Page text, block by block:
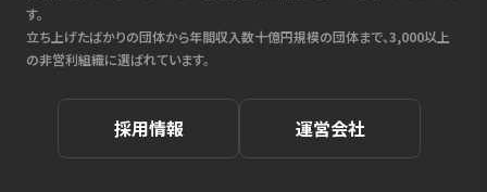
す。
立ち上げたばかりの団体から年間収入数十億円規模の団体まで、3,000以上
の非営利組織に選ばれています。
採用情報 運営会社